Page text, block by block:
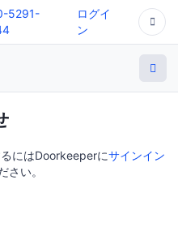
5291-
ログイ
ン
にはDoorkeeperにサインイン
さい。